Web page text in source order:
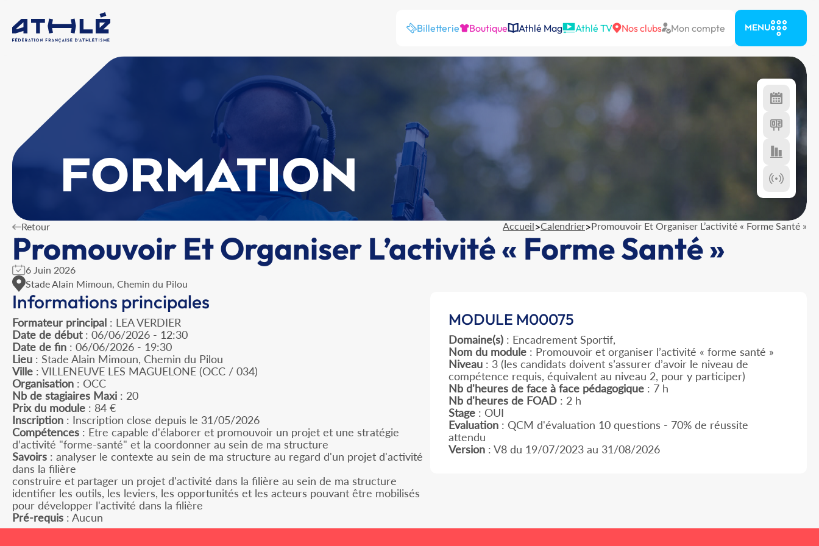
Billetterie Boutique Athlé Mag Athlé TV Nos clubs Mon compte MENU
FORMATION
Retour Accueil>Calendrier>Promouvoir Et Organiser L’activité « Forme Santé »
Promouvoir Et Organiser L’activité « Forme Santé »
6 Juin 2026
Stade Alain Mimoun, Chemin du Pilou
Informations principales
Formateur principal : LEA VERDIER
Date de début: 06/06/2026 - 12:30
Date de fin : 06/06/2026 - 19:30
Lieu : Stade Alain Mimoun, Chemin du Pilou
Ville : VILLENEUVE LES MAGUELONE (OCC / 034)
Organisation : OCC
Nb de stagiaires Maxi : 20
Prix du module : 84 €
Inscription : Inscription close depuis le 31/05/2026
Compétences : Etre capable d'élaborer et promouvoir un projet et une stratégie
d’activité "forme-santé" et la coordonner au sein de ma structure
Savoirs : analyser le contexte au sein de ma structure au regard d'un projet d'activité
dans la filière
construire et partager un projet d'activité dans la filière au sein de ma structure
identifier les outils, les leviers, les opportunités et les acteurs pouvant être mobilisés
pour développer l'activité dans la filière
Pré-requis : Aucun
MODULE M00075
Domaine(s) : Encadrement Sportif,
Nom du module : Promouvoir et organiser l’activité « forme santé »
Niveau : 3(les candidats doivent s’assurer d’avoir le niveau de
compétence requis, équivalent au niveau 2, pour y participer)
Nb d'heures de face à face pédagogique : 7 h
Nb d'heures de FOAD : 2 h
Stage : OUI
Evaluation : QCM d'évaluation 10 questions - 70% de réussite
attendu
Version : V8 du 19/07/2023 au 31/08/2026